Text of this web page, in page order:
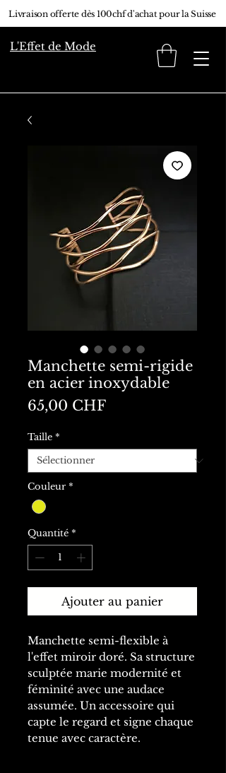
Livraison offerte dès 100chf d'achat pour la Suisse
L'Effet de Mode
Manchette semi-rigide
en acier inoxydable
65,00 CHFPrix
Taille *
Couleur *
Quantité *
Ajouter au panier
Manchette semi-flexible à
l'effet miroir doré. Sa structure
sculptée marie modernité et
féminité avec une audace
assumée. Un accessoire qui
capte le regard et signe chaque
tenue avec caractère.